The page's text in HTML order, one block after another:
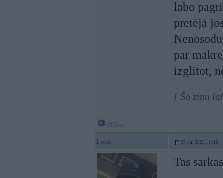
labo
pretējā
par
izglītot,
[ Šo ziņu
Locis 27. Jul 2025, 10:16
Tas